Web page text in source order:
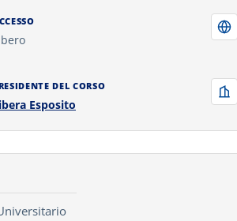
DEL CORSO
Esposito